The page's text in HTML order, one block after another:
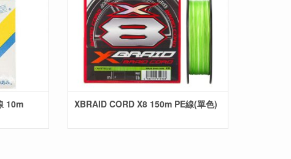
10m XBRAID CORD X8 150m PE線(單色)